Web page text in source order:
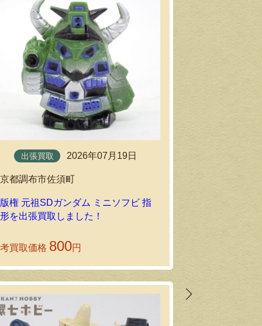
出張買取 2026年07月19日
都調布市佐須町
権 元祖SDガンダム ミニソフビ 指
を出張買取しました！
買取価格 800円